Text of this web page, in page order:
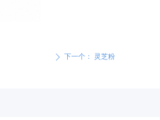
ꄲ 下一个： 灵芝粉